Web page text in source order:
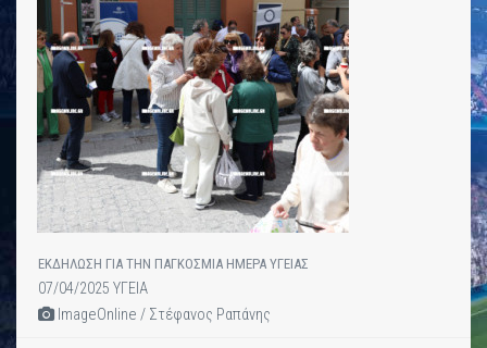
ΕΚΔΗΛΩΣΗ ΓΙΑ ΤΗΝ ΠΑΓΚΟΣΜΙΑ ΗΜΕΡΑ ΥΓΕΙΑΣ
07/04/2025 ΥΓΕΙΑ
ImageOnline / Στέφανος Ραπάνης